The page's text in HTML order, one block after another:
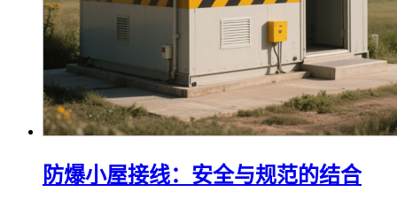
防爆小屋接线：安全与规范的结合